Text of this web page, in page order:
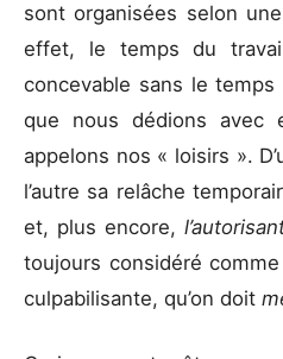
sont organisées selon
effet, le temps du
concevable sans le temps
que nous dédions avec
appelons nos « loisirs ».
l’autre sa relâche
et, plus encore,
toujours considéré
culpabilisante, qu’on doit